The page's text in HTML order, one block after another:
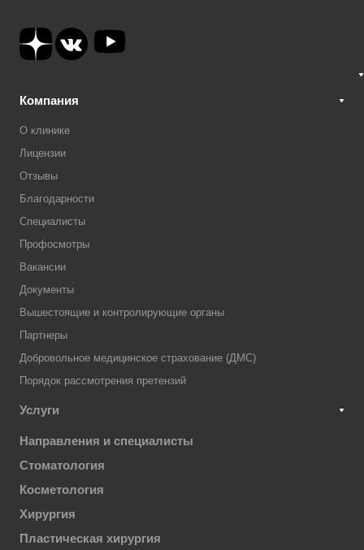
Компания
О клинике
Лицензии
Отзывы
Благодарности
Специалисты
Профосмотры
Вакансии
Документы
Вышестоящие и контролирующие органы
Партнеры
Добровольное медицинское страхование (ДМС)
Порядок рассмотрения претензий
Услуги
Направления и специалисты
Стоматология
Косметология
Хирургия
Пластическая хирургия